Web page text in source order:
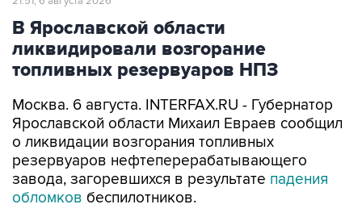
В Ярославской области
ликвидировали возгорание
топливных резервуаров НПЗ
Москва. 6 августа. INTERFAX.RU - Губернатор
Ярославской области Михаил Евраев сообщил
о ликвидации возгорания топливных
резервуаров нефтеперерабатывающего
завода, загоревшихся в результате падения
обломков беспилотников.